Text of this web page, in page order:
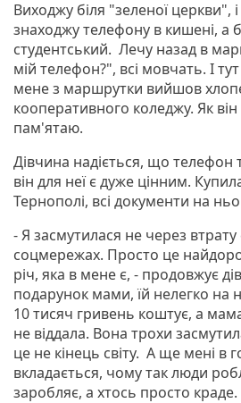
Виходжу біля "зеленої церкви",
знаходжу телефону в кишені, а
студентський. Лечу назад в
мій телефон?", всі мовчать. І
мене з маршрутки вийшов
кооперативного коледжу. Як
пам'ятаю.
Дівчина надіється, що телефон
він для неї є дуже цінним.
Тернополі, всі документи на
- Я засмутилася не через
соцмережах. Просто це
річ, яка в мене є, - продовжує
подарунок мами, їй нелегко на
10 тисяч гривень коштує, а
не віддала. Вона трохи
це не кінець світу. А ще мені в
вкладається, чому так люди
заробляє, а хтось просто краде.